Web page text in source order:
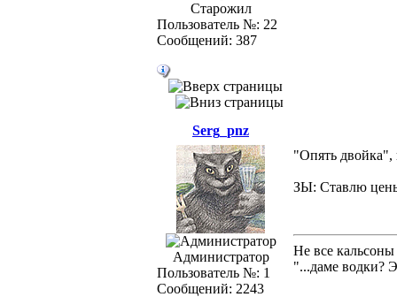
Старожил
Пользователь №: 22
Сообщений: 387
Serg_pnz
Администратор
Пользователь №: 1
Сообщений: 2243
"Опять двойка",
ЗЫ: Ставлю
Не все
"...даме водки?